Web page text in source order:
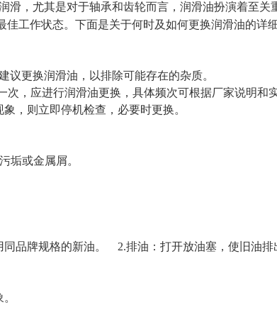
滑，尤其是对于轴承和齿轮而言，润滑油扮演着至
最佳工作状态。下面是关于何时及如何更换润滑
建议更换润滑油，以排除可能存在的杂质。
次，应进行润滑油更换，具体频次可根据厂家说明
现象，则立即停机检查，必要时更换。
污垢或金属屑。
同品牌规格的新油。 2.排油：打开放油塞，使旧
。
。
露迹象。